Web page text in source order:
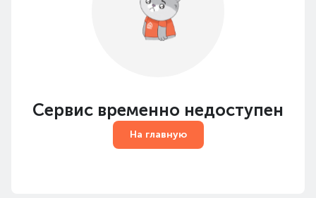
Сервис временно недоступен
На главную